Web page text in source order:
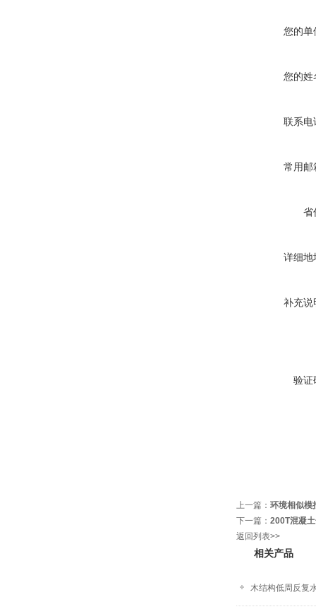
您的单
您的姓
联系电
常用邮
省
详细地
补充说
验证
上一篇： 环境相似模
下一篇： 200T混凝
返回列表>>
相关产品
木结构低周反复